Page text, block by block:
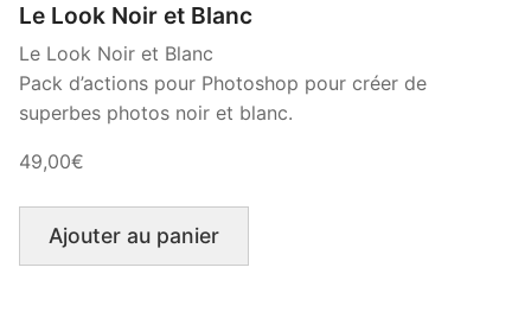
Le Look Noir et Blanc
Le Look Noir et Blanc
Pack d’actions pour Photoshop pour créer de
superbes photos noir et blanc.
49,00€
Ajouter au panier